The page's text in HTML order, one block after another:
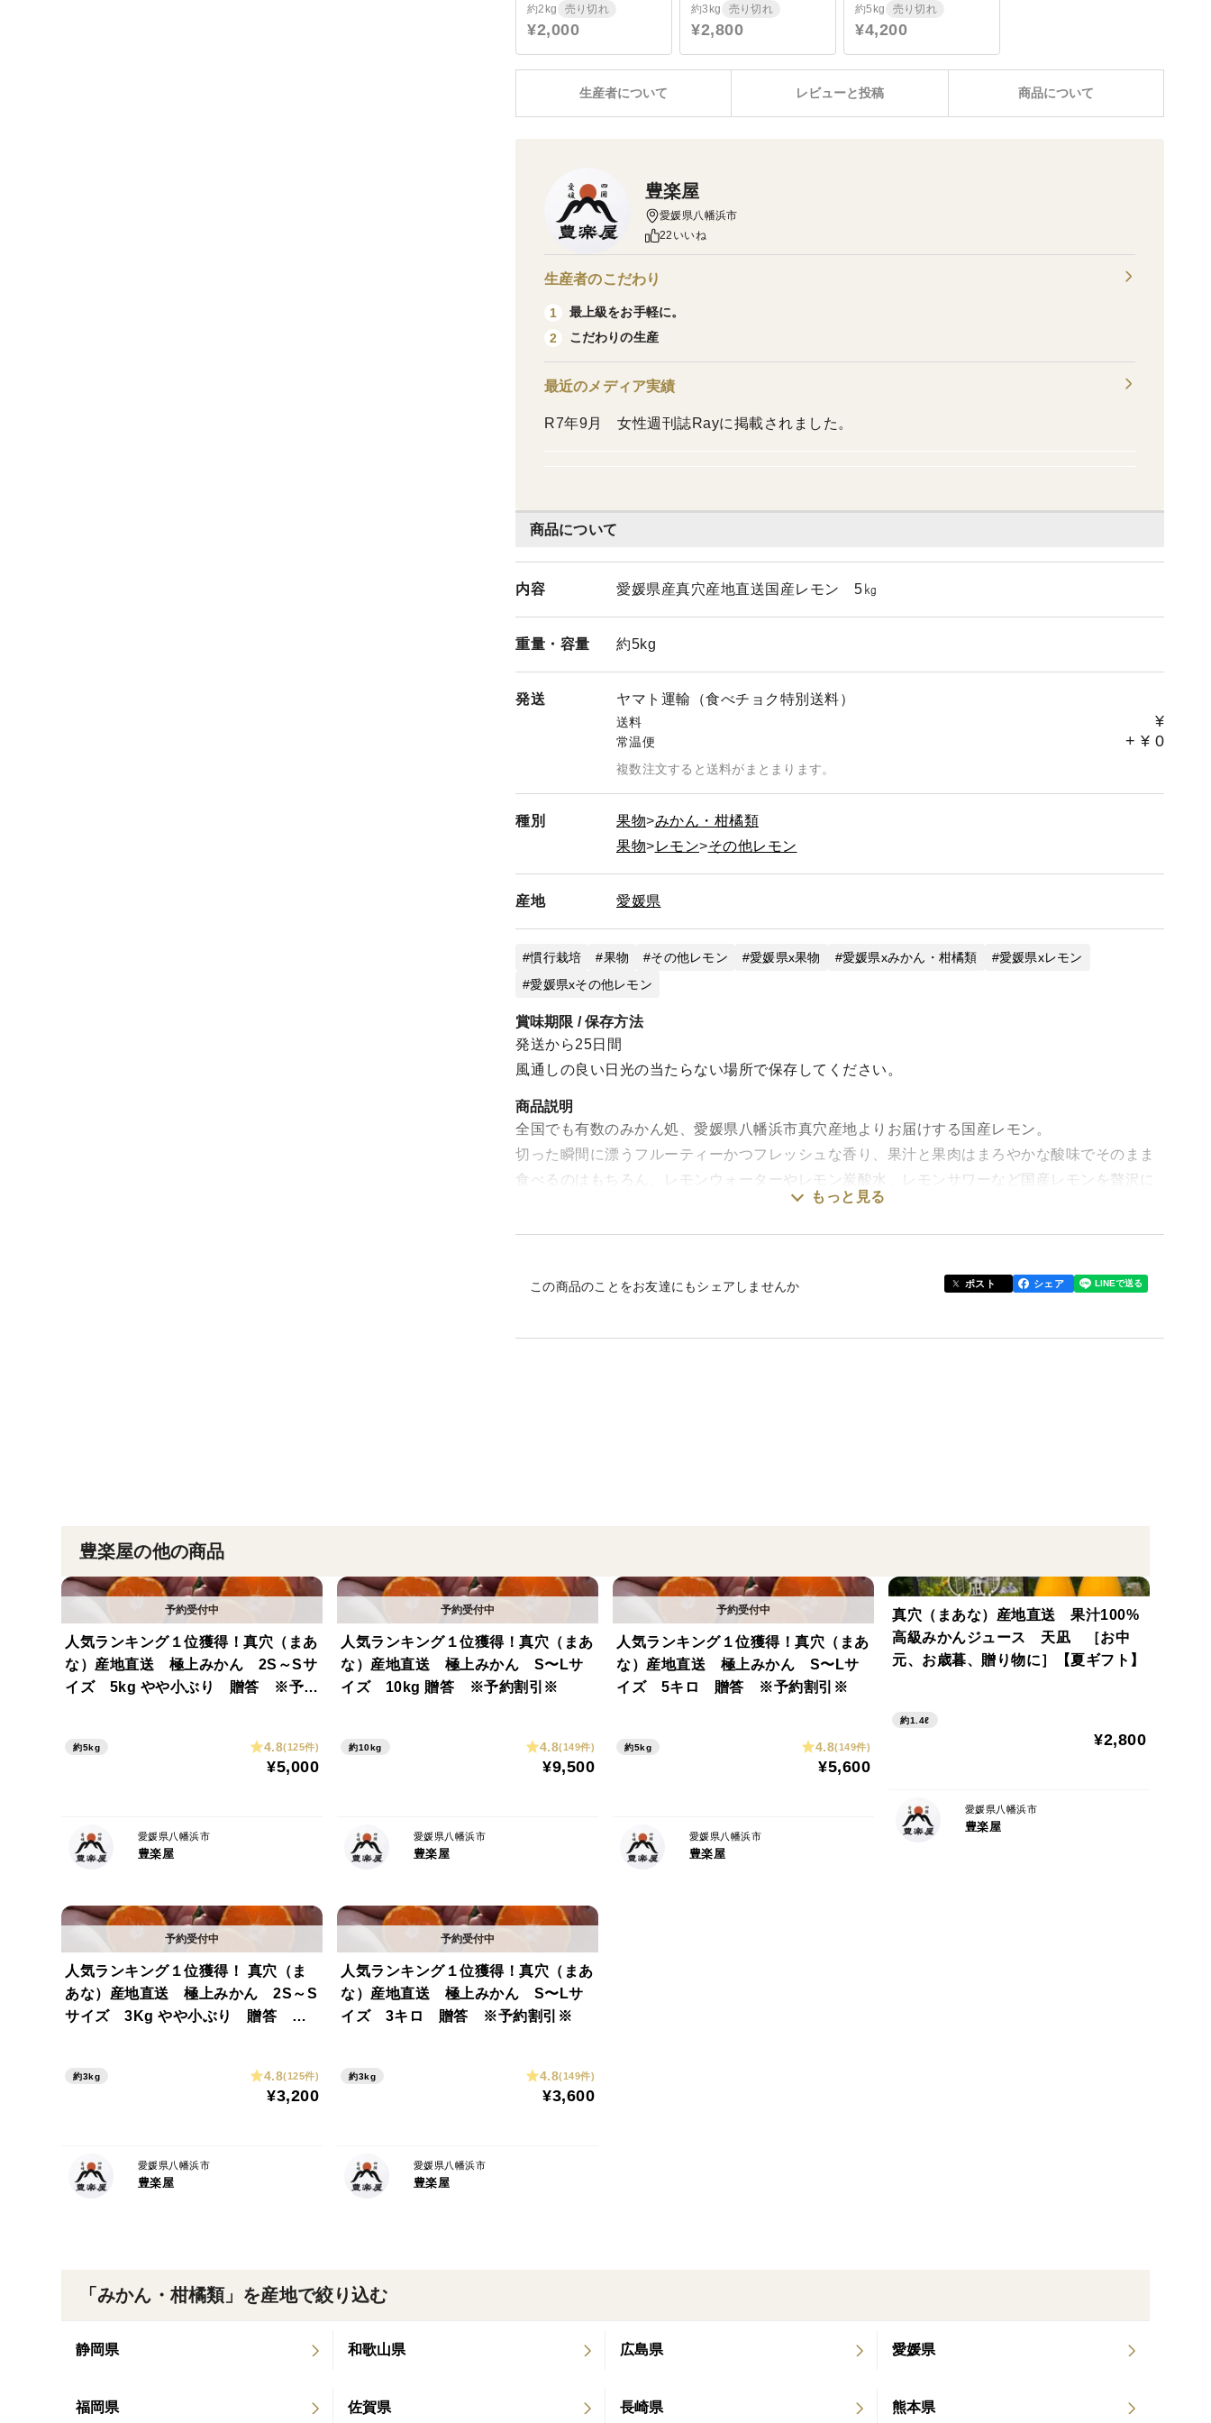
約2kg 売り切れ
¥2,000
約3kg 売り切れ
¥2,800
約5kg 売り切れ
¥4,200
レビューと投稿 商品について
生産者について
商品について
内容 愛媛県産真穴産地直送国産レモン 5㎏
重量・ 容量 約5kg
発送 ヤマト運輸（食べチョク特別送料）
送料 ¥
常温便 + ¥ 0
複数注文すると送料がまとまります。
種別 果物
みかん・柑橘類
果物
レモン その他レモン
産地 愛媛県
慣行栽培 果物 その他レモン 愛媛県x果物 愛媛県xみかん・柑橘類
愛媛県xレモン
愛媛県xその他レモン
賞味期限 / 保存方法
発送から25日間
風通しの良い日光の当たらない場所で保存してください。
商品説明
全国でも有数のみかん処、愛媛県八幡浜市真穴産地よりお届けする国産レモン。
切った瞬間に漂うフルーティーかつフレッシュな香り、果汁と果肉はまろやかな酸味でそのまま
食べるのはもちろん、レモンウォーターやレモン炭酸水、レモンサワーなど国産レモンを贅沢に
レモンのサイズは、時期によってばらつきがありますのでご了承ください。
もっと見る
この商品のことをお友達にもシェアしませんか ポスト シェア
豊楽屋
愛媛県八幡浜市
22いいね
生産者のこだわり
1
最上級をお手軽に。
2
こだわりの生産
最近のメディア実績
R7年9月 女性週刊誌Rayに掲載されました。
「みかん・柑橘類」を産地で絞り込む
静岡県 和歌山県 広島県 愛媛県
福岡県 佐賀県 長崎県 熊本県
豊楽屋の他の商品
人気ランキング１位獲得！真穴（まあ
な）産地直送 極上みかん 2S～Sサ
イズ 5kg やや小ぶり 贈答 ※予約
約5kg 4.8(125件)
¥5,000
愛媛県八幡浜市
豊楽屋
人気ランキング１位獲得！真穴（まあ
な）産地直送 極上みかん S〜Lサ
イズ 10kg 贈答 ※予約割引※
約10kg 4.8(149件)
¥9,500
愛媛県八幡浜市
豊楽屋
人気ランキング１位獲得！真穴（まあ
な）産地直送 極上みかん S〜Lサ
イズ 5キロ 贈答 ※予約割引※
約5kg 4.8(149件)
¥5,600
愛媛県八幡浜市
豊楽屋
真穴（まあな）産地直送 果汁100%
高級みかんジュース 天凪 ［お中
元、お歳暮、贈り物に］【夏ギフト】
約1.4ℓ
¥2,800
愛媛県八幡浜市
豊楽屋
人気ランキング１位獲得！ 真穴（ま
あな）産地直送 極上みかん 2S～S
サイズ 3Kg やや小ぶり 贈答 ※
約3kg 4.8(125件)
¥3,200
愛媛県八幡浜市
豊楽屋
人気ランキング１位獲得！真穴（まあ
な）産地直送 極上みかん S〜Lサ
イズ 3キロ 贈答 ※予約割引※
約3kg 4.8(149件)
¥3,600
愛媛県八幡浜市
豊楽屋